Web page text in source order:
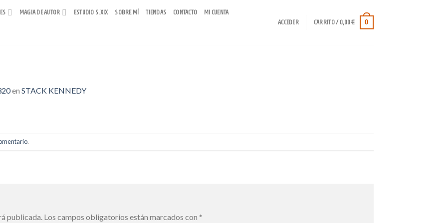
MAGIA DE AUTOR ESTUDIO S.XIX SOBRE MÍ TIENDAS CONTACTO
MI CUENTA
ACCEDER
CARRITO / 0,00€ 0
en STACK KENNEDY
.
publicada. Los campos obligatorios están marcados con *